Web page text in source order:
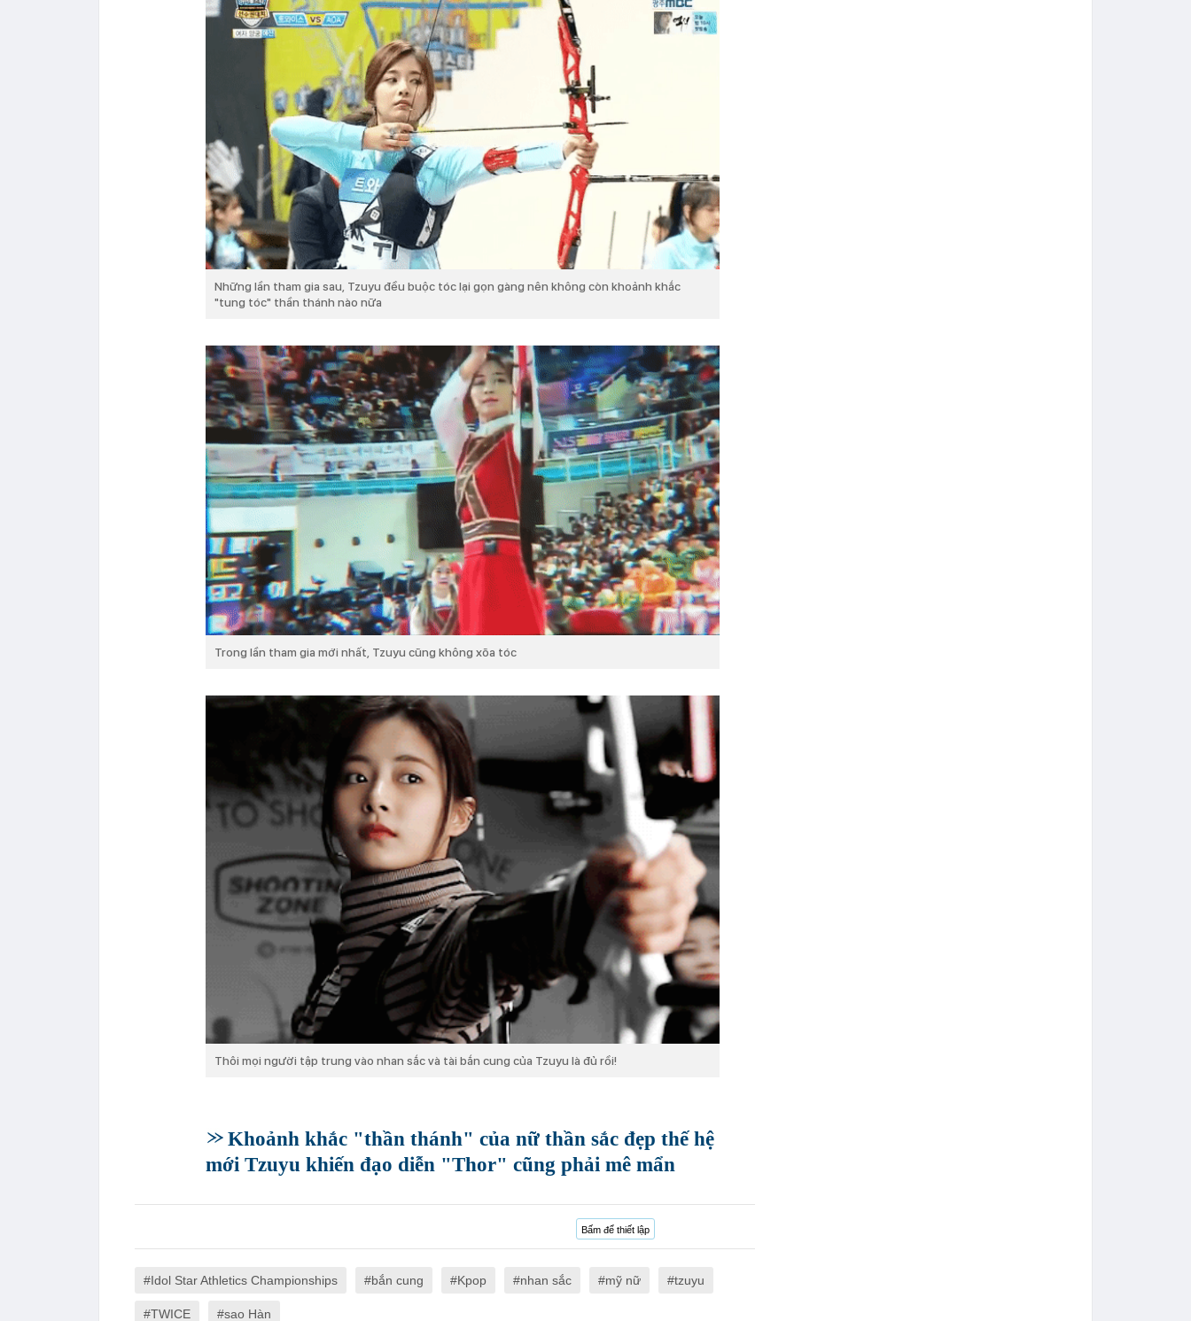
Những lần tham gia sau, Tzuyu đều buộc tóc lại gọn gàng nên không còn khoảnh khắc
"tung tóc" thần thánh nào nữa
Trong lần tham gia mới nhất, Tzuyu cũng không xõa tóc
Thôi mọi người tập trung vào nhan sắc và tài bắn cung của Tzuyu là đủ rồi!
Khoảnh khắc "thần thánh" của nữ thần sắc đẹp thế hệ
mới Tzuyu khiến đạo diễn "Thor" cũng phải mê mẩn
Bấm để thiết lập
Idol Star Athletics Championships bắn cung Kpop nhan sắc mỹ nữ tzuyu
TWICE sao Hàn